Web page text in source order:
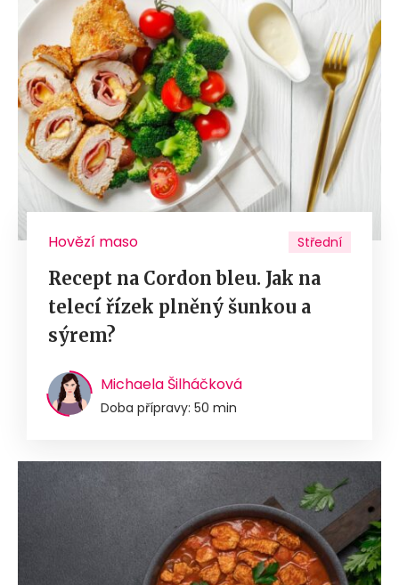
Hovězí maso Střední
Recept na Cordon bleu. Jak na
telecí řízek plněný šunkou a
sýrem?
Michaela Šilháčková
Doba přípravy: 50 min